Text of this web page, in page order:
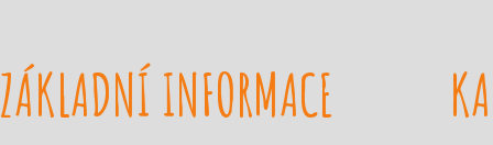
n
ZÁKLADNÍ INFORMACE